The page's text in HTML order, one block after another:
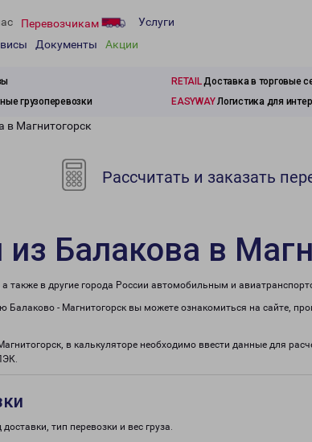
Перевозчикам
Услуги
Документы Акции
RETAILДоставка в торговые
грузоперевозки EASYWAYЛогистика для
в Магнитогорск
Рассчитать и заказать
из Балакова в
также в другие города России автомобильным и
- Магнитогорск вы можете ознакомиться на сайте,
в калькуляторе необходимо ввести данные для
тип перевозки и вес груза.